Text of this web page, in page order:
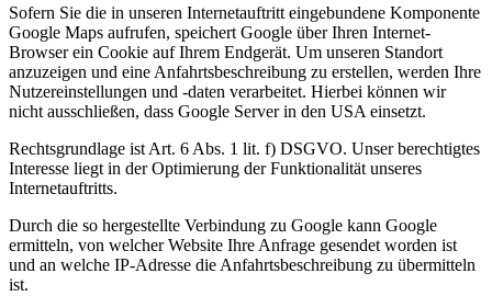
Sofern Sie die in unseren Internetauftritt eingebundene Komponente
Google Maps aufrufen, speichert Google über Ihren Internet-
Browser ein Cookie auf Ihrem Endgerät. Um unseren Standort
anzuzeigen und eine Anfahrtsbeschreibung zu erstellen, werden Ihre
Nutzereinstellungen und -daten verarbeitet. Hierbei können wir
nicht ausschließen, dass Google Server in den USA einsetzt.
Rechtsgrundlage ist Art. 6 Abs. 1 lit. f) DSGVO. Unser berechtigtes
Interesse liegt in der Optimierung der Funktionalität unseres
Internetauftritts.
Durch die so hergestellte Verbindung zu Google kann Google
ermitteln, von welcher Website Ihre Anfrage gesendet worden ist
und an welche IP-Adresse die Anfahrtsbeschreibung zu übermitteln
ist.